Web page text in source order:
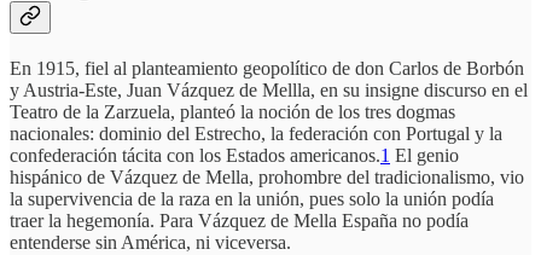
En 1915, fiel al planteamiento geopolítico de don Carlos de Borbón
y Austria-Este, Juan Vázquez de Mellla, en su insigne discurso en el
Teatro de la Zarzuela, planteó la noción de los tres dogmas
nacionales: dominio del Estrecho, la federación con Portugal y la
confederación tácita con los Estados americanos.1 El genio
hispánico de Vázquez de Mella, prohombre del tradicionalismo, vio
la supervivencia de la raza en la unión, pues solo la unión podía
traer la hegemonía. Para Vázquez de Mella España no podía
entenderse sin América, ni viceversa.